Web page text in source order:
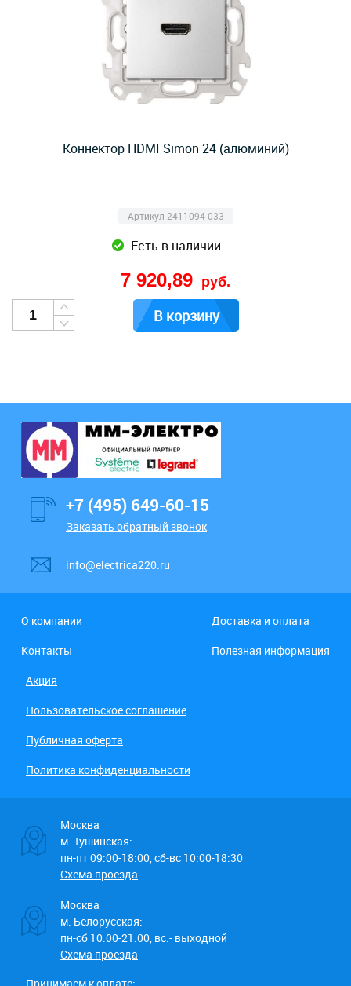
Коннектор HDMI Simon 24 (алюминий)
Артикул 2411094-033
Есть в наличии
7 920,89 руб.
В корзину
+7 (495) 649-60-15
Заказать обратный звонок
info@electrica220.ru
О компании
Доставка и оплата
Контакты
Полезная информация
Акция
Пользовательское соглашение
Публичная оферта
Политика конфиденциальности
Москва
м. Тушинская:
пн-пт 09:00-18:00, сб-вс 10:00-18:30
Схема проезда
Москва
м. Белорусская:
пн-сб 10:00-21:00, вс.- выходной
Схема проезда